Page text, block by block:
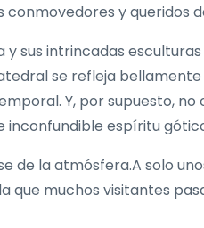
conmovedores y queridos
sus intrincadas
se refleja bellamente
Y, por supuesto, no
inconfundible espíritu
de la atmósfera.A solo
que muchos visitantes